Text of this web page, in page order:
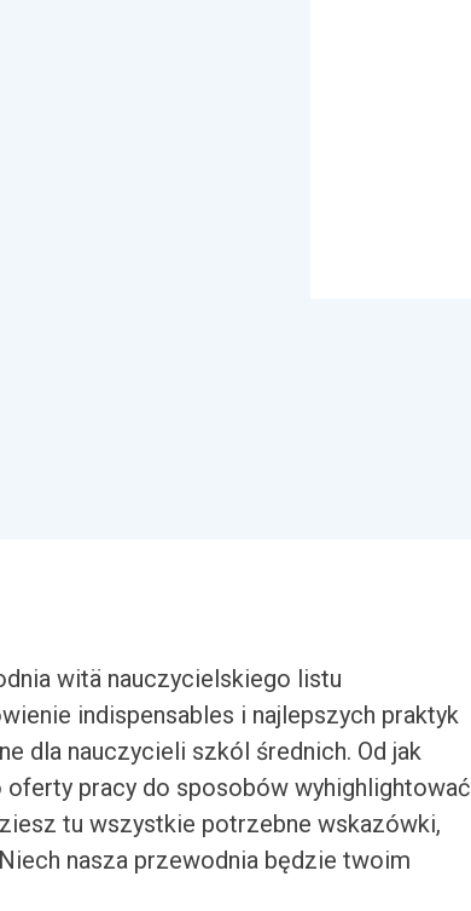
witä nauczycielskiego listu
indispensables i najlepszych praktyk
dla nauczycieli szkól średnich. Od jak
pracy do sposobów wyhighlightować
tu wszystkie potrzebne wskazówki,
nasza przewodnia będzie twoim